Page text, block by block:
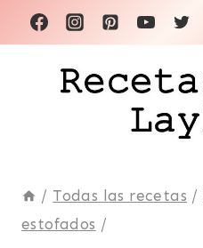
Saltar
al
contenido
/ Todas las recetas /
estofados /